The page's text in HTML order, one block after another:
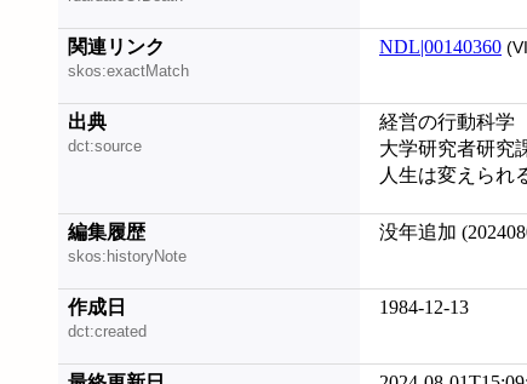
関連リンク
skos:exactMatch
NDL|00140360
出典
dct:source
経営の行動科学
大学研究者研究
人生は変えられ
編集履歴
skos:historyNote
没年追加
作成日
dct:created
1984-12-13